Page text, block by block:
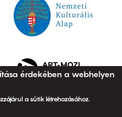
érdekében a webhelyen
a sütik létrehozásához.